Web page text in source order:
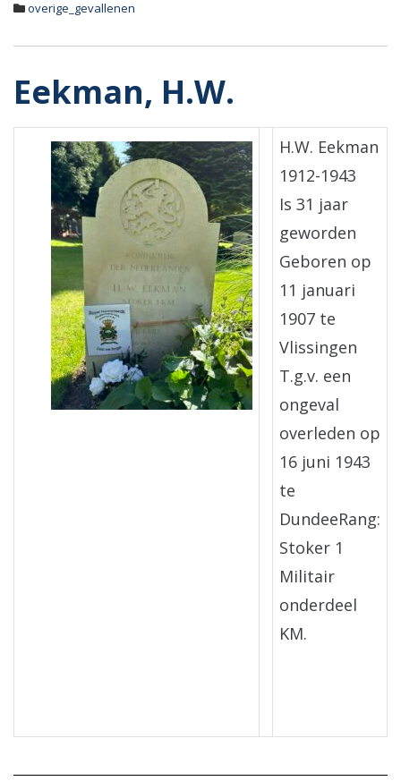
overige_gevallenen
Eekman, H.W.
H.W. Eekman
1912-1943
Is 31 jaar
geworden
Geboren op
11 januari
1907 te
Vlissingen
T.g.v. een
ongeval
overleden op
16 juni 1943
te
DundeeRang:
Stoker 1
Militair
onderdeel
KM.